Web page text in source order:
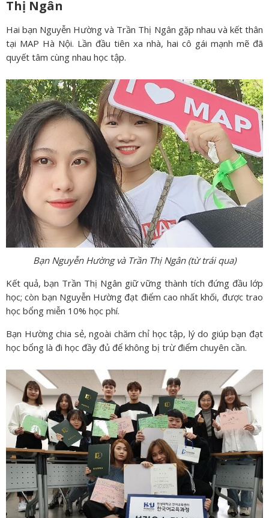
Thị Ngân
Hai bạn Nguyễn Hường và Trần Thị Ngân gặp nhau và kết thân
tại MAP Hà Nội. Lần đầu tiên xa nhà, hai cô gái mạnh mẽ đã
quyết tâm cùng nhau học tập.
Bạn Nguyễn Hường và Trần Thị Ngân (từ trái qua)
Kết quả, bạn Trần Thị Ngân giữ vững thành tích đứng đầu lớp
học; còn bạn Nguyễn Hường đạt điểm cao nhất khối, được trao
học bổng miễn 10% học phí.
Bạn Hường chia sẻ, ngoài chăm chỉ học tập, lý do giúp bạn đạt
học bổng là đi học đầy đủ để không bị trừ điểm chuyên cần.